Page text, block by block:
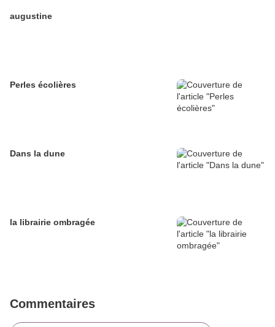
augustine
Perles écolières
Dans la dune
la librairie ombragée
Commentaires